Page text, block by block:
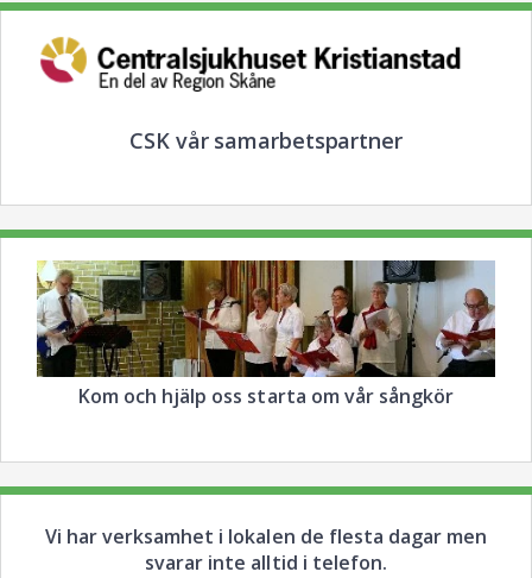
CSK vår samarbetspartner
Kom och hjälp oss starta om vår sångkör
Vi har verksamhet i lokalen de flesta dagar men
svarar inte alltid i telefon.